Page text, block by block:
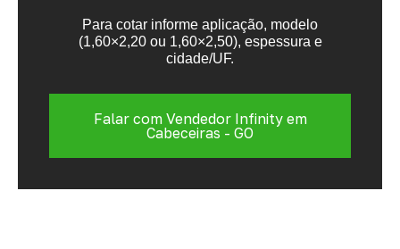
Para cotar informe aplicação, modelo
(1,60×2,20 ou 1,60×2,50), espessura e
cidade/UF.
Falar com Vendedor Infinity em
Cabeceiras - GO